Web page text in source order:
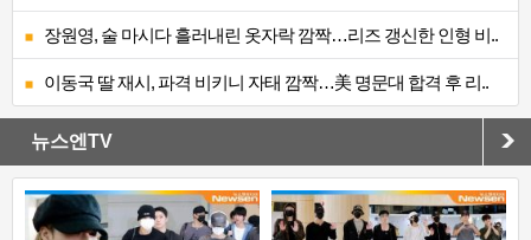
장원영, 술 마시다 흘러내린 옷자락 깜짝…리즈 갱신한 인형 비..
이동국 딸 재시, 파격 비키니 자태 깜짝…美 명문대 합격 후 리..
뉴스엔TV